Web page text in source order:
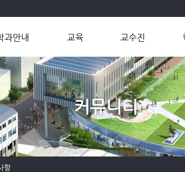
과안내
학과소개
장인사말
연혁
오시는길
교육
학부
대학원
교수진
교수
연구실
커뮤니티
항